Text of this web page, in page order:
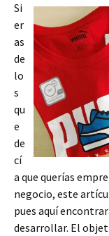
Si
er
as
de
lo
s
qu
e
de
cí
a que querías
negocio, este
pues aquí
desarrollar. El